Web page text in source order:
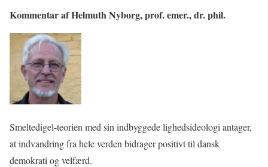
Kommentar af Helmuth Nyborg, prof. emer., dr. phil.
Smeltedigel-teorien med sin indbyggede lighedsideologi antager,
at indvandring fra hele verden bidrager positivt til dansk
demokrati og velfærd.